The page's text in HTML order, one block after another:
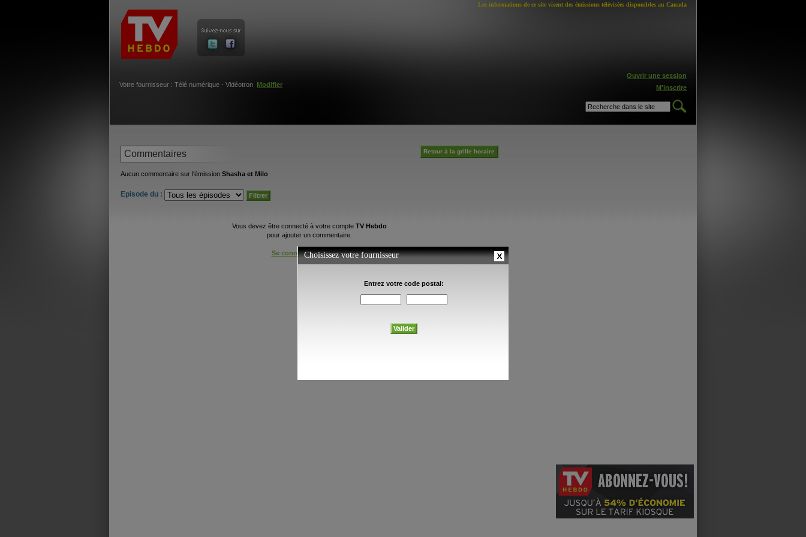
Les informations de ce site visent des émissions télévisées disponibles au Canada
Votre fournisseur : Télé numérique - Vidéotron Modifier
Ouvrir une session
M'inscrire
Commentaires Retour à la grille horaire
Aucun commentaire sur l'émission Shasha et Milo
Episode du :
Vous devez être connecté à votre compte TV Hebdo
pour ajouter un commentaire.
Se connecter/S'inscrire